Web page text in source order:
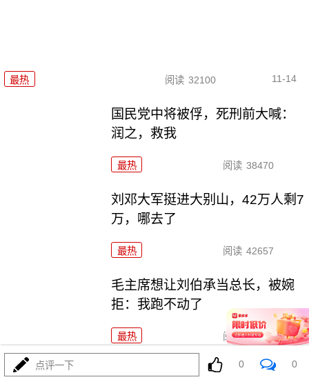
最热 阅读 32100 11-14
国民党中将被俘，死刑前大喊：
润之，救我
最热 阅读 38470
刘邓大军挺进大别山，42万人剩7
万，哪去了
最热 阅读 42657
毛主席想让刘伯承当总长，被婉
拒：我跑不动了
最热 阅读 27972
仅存54天的中华共和国，未被任
点评一下 0 0